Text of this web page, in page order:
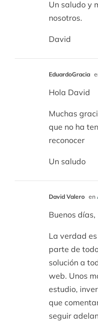
Un saludo y
nosotros.
David
EduardoGracia
Hola David
Muchas
que no ha
reconocer
Un saludo
David Valero en
Buenos días,
La verdad
parte de
solución a
web. Unos
estudio,
que
seguir